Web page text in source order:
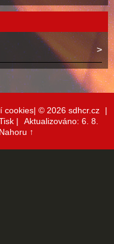
cookies| © 2026 sdhcr.cz
|
|
Aktualizováno: 6. 8.
Nahoru ↑